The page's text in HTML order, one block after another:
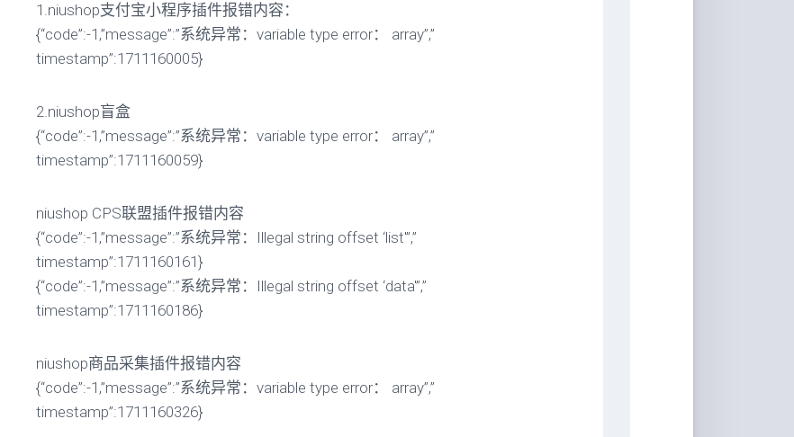
1.niushop支付宝小程序插件报错内容：
{“code”:-1,”message”:”系统异常：variable type error： array”,”
timestamp”:1711160005}
2.niushop盲盒
{“code”:-1,”message”:”系统异常：variable type error： array”,”
timestamp”:1711160059}
niushop CPS联盟插件报错内容
{“code”:-1,”message”:”系统异常：Illegal string offset ‘list'”,”
timestamp”:1711160161}
{“code”:-1,”message”:”系统异常：Illegal string offset ‘data'”,”
timestamp”:1711160186}
niushop商品采集插件报错内容
{“code”:-1,”message”:”系统异常：variable type error： array”,”
timestamp”:1711160326}